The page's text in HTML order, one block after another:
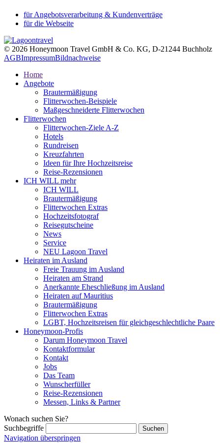
für Angebotsverarbeitung & Kundenverträge
für die Webseite
© 2026 Honeymoon Travel GmbH & Co. KG, D-21244 Buchholz
AGBImpressumBildnachweise
Home
Angebote
Brautermäßigung
Flitterwochen-Beispiele
Maßgeschneiderte Flitterwochen
Flitterwochen
Flitterwochen-Ziele A-Z
Hotels
Rundreisen
Kreuzfahrten
Ideen für Ihre Hochzeitsreise
Reise-Rezensionen
ICH WILL mehr
ICH WILL
Brautermäßigung
Flitterwochen Extras
Hochzeitsfotograf
Reisegutscheine
News
Service
NEU Lagoon Travel
Heiraten im Ausland
Freie Trauung im Ausland
Heiraten am Strand
Anerkannte Eheschließung im Ausland
Heiraten auf Mauritius
Brautermäßigung
Flitterwochen Extras
LGBT, Hochzeitsreisen für gleichgeschlechtliche Paare
Honeymoon-Profis
Darum Honeymoon Travel
Kontaktformular
Kontakt
Jobs
Das Team
Wunscherfüller
Reise-Rezensionen
Messen, Links & Partner
Wonach suchen Sie?
Suchbegriffe
Navigation überspringen